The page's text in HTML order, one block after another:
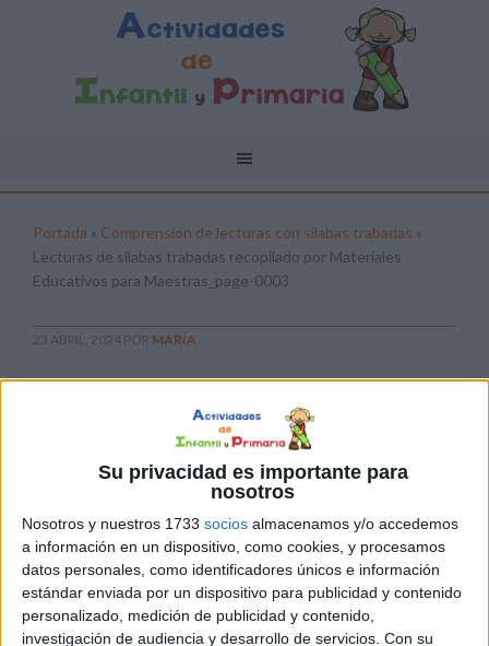
Su privacidad es importante para
nosotros
Nosotros y nuestros 1733 socios almacenamos y/o accedemos
a información en un dispositivo, como cookies, y procesamos
datos personales, como identificadores únicos e información
estándar enviada por un dispositivo para publicidad y contenido
personalizado, medición de publicidad y contenido,
investigación de audiencia y desarrollo de servicios. Con su
Portada » Comprensión de lecturas con sílabas trabadas »
Lecturas de sílabas trabadas recopilado por Materiales
Educativos para Maestras_page-0003
23 ABRIL, 2024 POR MARÍA
recopilado por Materiales
Educativos para Maestras_page-
Pulsa sobre el enlace para descargar el
archivo: